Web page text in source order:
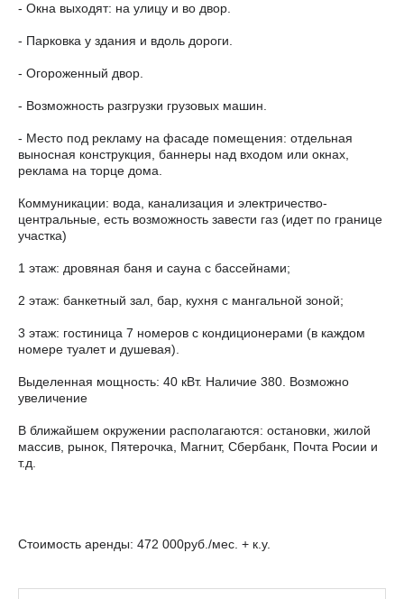
- Окна выходят: на улицу и во двор.
- Парковка у здания и вдоль дороги.
- Огороженный двор.
- Возможность разгрузки грузовых машин.
- Место под рекламу на фасаде помещения: отдельная
выносная конструкция, баннеры над входом или окнах,
реклама на торце дома.
Коммуникации: вода, канализация и электричество-
центральные, есть возможность завести газ (идет по границе
участка)
1 этаж: дровяная баня и сауна с бассейнами;
2 этаж: банкетный зал, бар, кухня с мангальной зоной;
3 этаж: гостиница 7 номеров с кондиционерами (в каждом
номере туалет и душевая).
Выделенная мощность: 40 кВт. Наличие 380. Возможно
увеличение
В ближайшем окружении располагаются: остановки, жилой
массив, рынок, Пятерочка, Магнит, Сбербанк, Почта Росии и
т.д.
Стоимость аренды: 472 000руб./мес. + к.у.